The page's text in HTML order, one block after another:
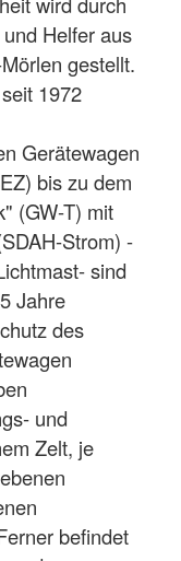
Helfer aus
gestellt.
1972
Gerätewagen
bis zu dem
(GW-T) mit
Strom) -
sind
Jahre
des
und
Zelt, je
befindet